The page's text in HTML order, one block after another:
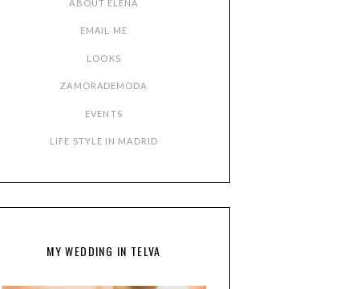
ABOUT ELENA
EMAIL ME
LOOKS
ZAMORADEMODA
EVENTS
LIFE STYLE IN MADRID
MY WEDDING IN TELVA